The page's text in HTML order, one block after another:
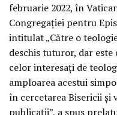
februarie 2022, în
Congregației pentru
intitulat „Către o
deschis tuturor, dar
celor interesați de
amploarea acestui
în cercetarea Bisericii și
publicații”, a spus